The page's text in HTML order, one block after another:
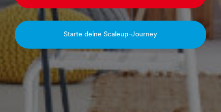
Starte deine Scaleup-Journey